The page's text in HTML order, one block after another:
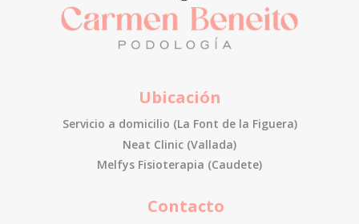
Ubicación
Servicio a domicilio (La Font de la Figuera)
Neat Clinic (Vallada)
Melfys Fisioterapia (Caudete)
Contacto